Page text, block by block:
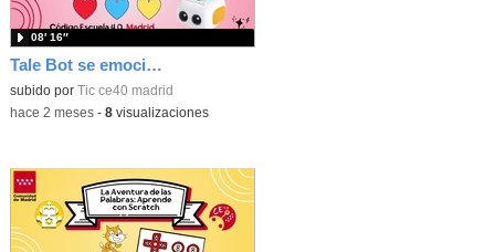
Tale Bot se emociona
subido por Tic ce40 madrid
08′ 16″
-hace 2 meses- 8visualizaciones